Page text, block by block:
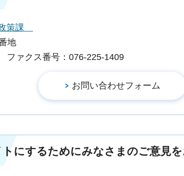
策課
地
ファクス番号：076-225-1409
にするためにみなさまのご意見